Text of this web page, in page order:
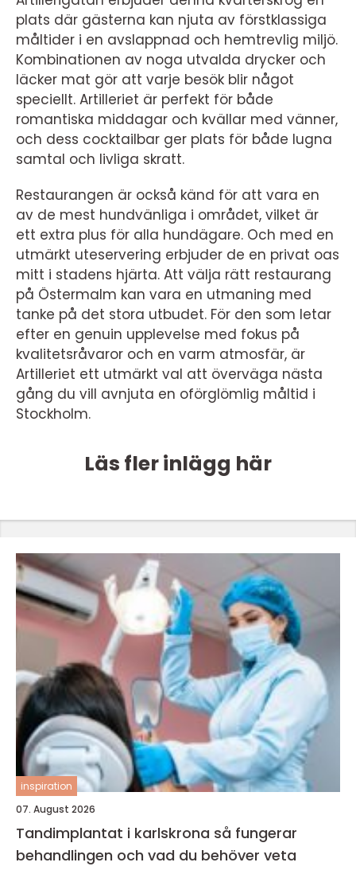
plats där gästerna kan njuta av förstklassiga
måltider i en avslappnad och hemtrevlig miljö.
Kombinationen av noga utvalda drycker och
läcker mat gör att varje besök blir något
speciellt. Artilleriet är perfekt för både
romantiska middagar och kvällar med vänner,
och dess cocktailbar ger plats för både lugna
samtal och livliga skratt.
Restaurangen är också känd för att vara en
av de mest hundvänliga i området, vilket är
ett extra plus för alla hundägare. Och med en
utmärkt uteservering erbjuder de en privat oas
mitt i stadens hjärta. Att välja rätt restaurang
på Östermalm kan vara en utmaning med
tanke på det stora utbudet. För den som letar
efter en genuin upplevelse med fokus på
kvalitetsråvaror och en varm atmosfär, är
Artilleriet ett utmärkt val att överväga nästa
gång du vill avnjuta en oförglömlig måltid i
Stockholm.
Läs fler inlägg här
inspiration
07. August 2026
Tandimplantat i karlskrona så fungerar
behandlingen och vad du behöver veta